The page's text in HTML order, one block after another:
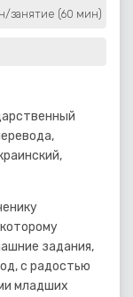
занятие (60 мин)
задания,
с радостью
младших